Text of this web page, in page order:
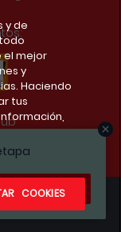
y de
mejor
y
Haciendo
tus
COOKIES